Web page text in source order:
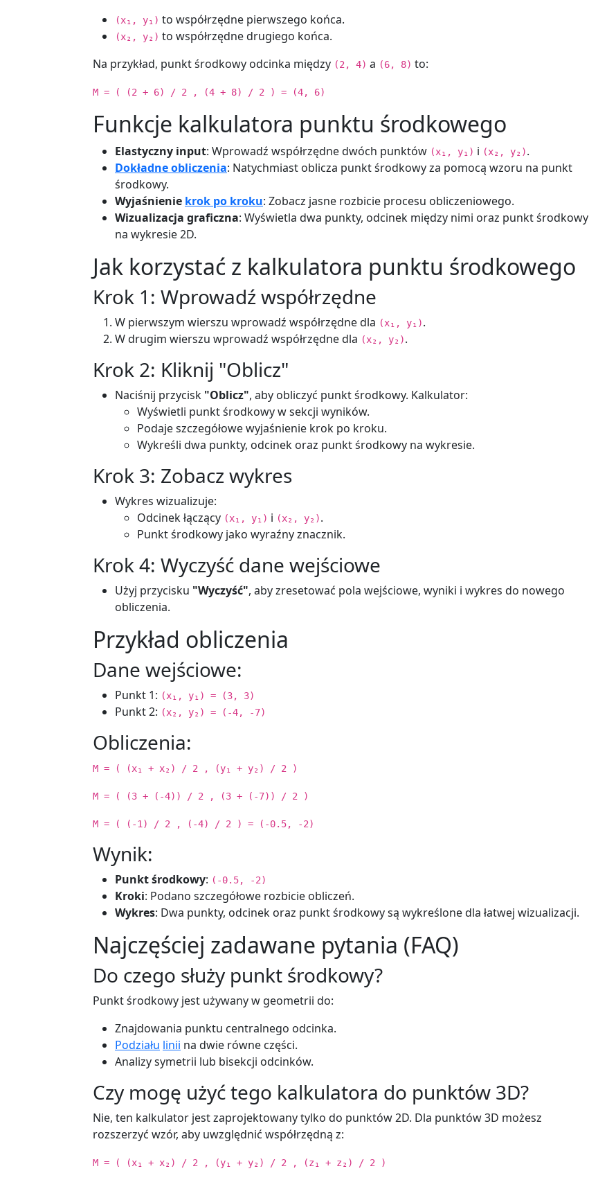
(x₁, y₁) to współrzędne pierwszego końca.
(x₂, y₂) to współrzędne drugiego końca.
Na przykład, punkt środkowy odcinka między (2, 4) a (6, 8) to:
M = ( (2 + 6) / 2 , (4 + 8) / 2 ) = (4, 6)
Funkcje kalkulatora punktu środkowego
Elastyczny input: Wprowadź współrzędne dwóch punktów (x₁, y₁) i (x₂, y₂).
Dokładne obliczenia: Natychmiast oblicza punkt środkowy za pomocą wzoru na punkt
środkowy.
Wyjaśnienie krok po kroku: Zobacz jasne rozbicie procesu obliczeniowego.
Wizualizacja graficzna: Wyświetla dwa punkty, odcinek między nimi oraz punkt środkowy
na wykresie 2D.
Jak korzystać z kalkulatora punktu środkowego
Krok 1: Wprowadź współrzędne
W pierwszym wierszu wprowadź współrzędne dla (x₁, y₁).
W drugim wierszu wprowadź współrzędne dla (x₂, y₂).
Krok 2: Kliknij "Oblicz"
Naciśnij przycisk "Oblicz", aby obliczyć punkt środkowy. Kalkulator:
Wyświetli punkt środkowy w sekcji wyników.
Podaje szczegółowe wyjaśnienie krok po kroku.
Wykreśli dwa punkty, odcinek oraz punkt środkowy na wykresie.
Krok 3: Zobacz wykres
Wykres wizualizuje:
Odcinek łączący (x₁, y₁) i (x₂, y₂).
Punkt środkowy jako wyraźny znacznik.
Krok 4: Wyczyść dane wejściowe
Użyj przycisku "Wyczyść", aby zresetować pola wejściowe, wyniki i wykres do nowego
obliczenia.
Przykład obliczenia
Dane wejściowe:
Punkt 1: (x₁, y₁) = (3, 3)
Punkt 2: (x₂, y₂) = (-4, -7)
Obliczenia:
M = ( (x₁ + x₂) / 2 , (y₁ + y₂) / 2 )
M = ( (3 + (-4)) / 2 , (3 + (-7)) / 2 )
M = ( (-1) / 2 , (-4) / 2 ) = (-0.5, -2)
Wynik:
Punkt środkowy: (-0.5, -2)
Kroki: Podano szczegółowe rozbicie obliczeń.
Wykres: Dwa punkty, odcinek oraz punkt środkowy są wykreślone dla łatwej wizualizacji.
Najczęściej zadawane pytania (FAQ)
Do czego służy punkt środkowy?
Punkt środkowy jest używany w geometrii do:
Znajdowania punktu centralnego odcinka.
Podziału linii na dwie równe części.
Analizy symetrii lub bisekcji odcinków.
Czy mogę użyć tego kalkulatora do punktów 3D?
Nie, ten kalkulator jest zaprojektowany tylko do punktów 2D. Dla punktów 3D możesz
rozszerzyć wzór, aby uwzględnić współrzędną z:
M = ( (x₁ + x₂) / 2 , (y₁ + y₂) / 2 , (z₁ + z₂) / 2 )